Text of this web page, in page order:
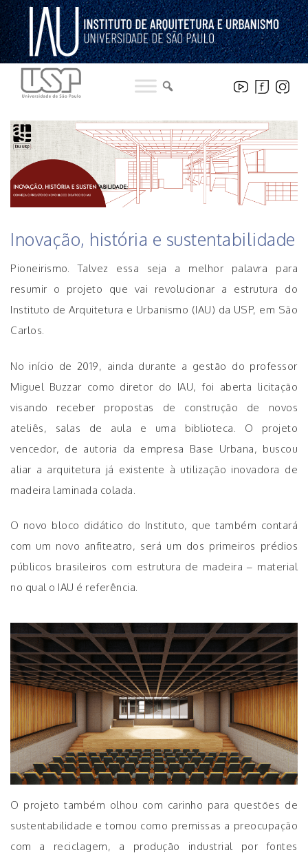
Pular
para
o
conteúdo
Inovação, história e sustentabilidade
Pioneirismo. Talvez essa seja a melhor palavra para
resumir o projeto que vai revolucionar a estrutura do
Instituto de Arquitetura e Urbanismo (IAU) da USP, em São
Carlos.
No início de 2019, ainda durante a gestão do professor
Miguel Buzzar como diretor do IAU, foi aberta licitação
visando receber propostas de construção de novos
ateliês, salas de aula e uma biblioteca. O projeto
vencedor, de autoria da empresa Base Urbana, buscou
aliar a arquitetura já existente à utilização inovadora de
madeira laminada colada.
O novo bloco didático do Instituto, que também contará
com um novo anfiteatro, será um dos primeiros prédios
públicos brasileiros com estrutura de madeira – material
no qual o IAU é referência.
O projeto também olhou com carinho para questões de
sustentabilidade e tomou como premissas a preocupação
com a reciclagem, a produção industrial por fontes